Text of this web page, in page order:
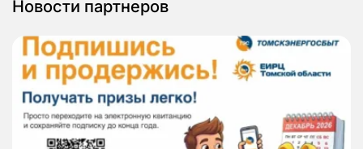
Новости партнеров